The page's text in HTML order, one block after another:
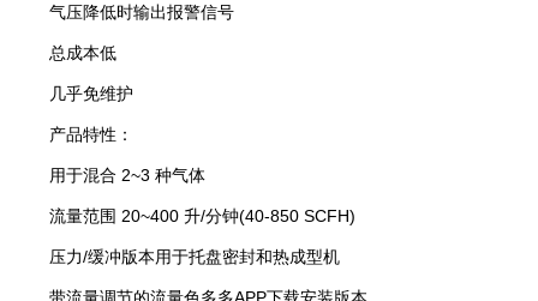
气压降低时输出报警信号
总成本低
几乎免维护
产品特性：
用于混合 2~3 种气体
流量范围 20~400 升/分钟(40-850 SCFH)
压力/缓冲版本用于托盘密封和热成型机